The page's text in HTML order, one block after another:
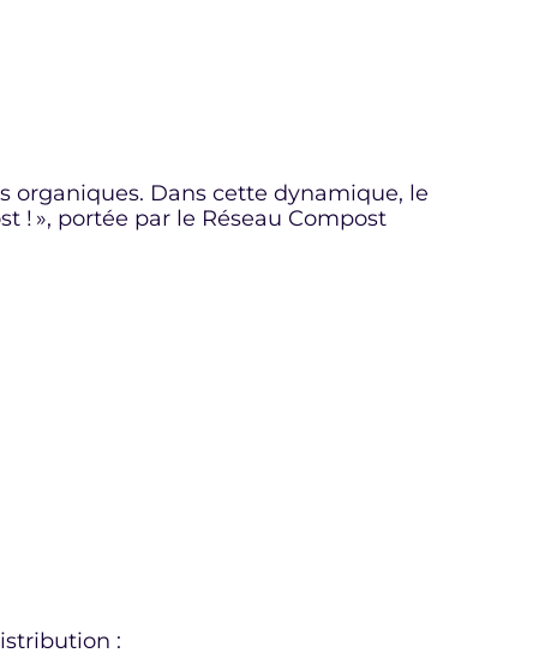
organiques. Dans cette dynamique, le
! », portée par le Réseau Compost
: